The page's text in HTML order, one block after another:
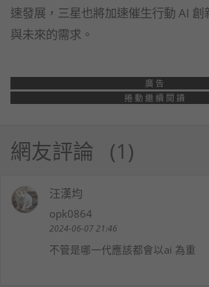
速發展，三星也將加速催生行動 AI
與未來的需求。
廣告
捲動繼續閱讀
網友評論 1
汪漢均
opk0864
2024-06-07 21:46
不管是哪一代應該都會以ai 為重